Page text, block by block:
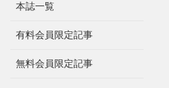
本誌一覧
有料会員限定記事
無料会員限定記事